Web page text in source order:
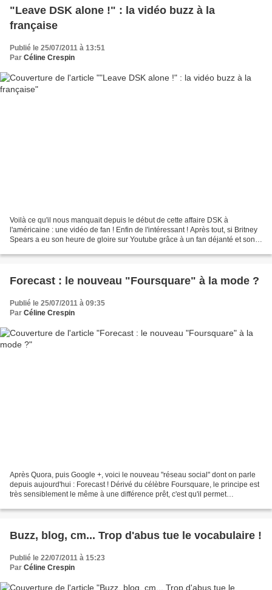
"Leave DSK alone !" : la vidéo buzz à la
française
Publié le 25/07/2011 à 13:51
Par Céline Crespin
Voilà ce qu'il nous manquait depuis le début de cette affaire DSK à
l'américaine : une vidéo de fan ! Enfin de l'intéressant ! Après tout, si Britney
Spears a eu son heure de gloire sur Youtube grâce à un fan déjanté et son
Forecast : le nouveau "Foursquare" à la mode ?
Publié le 25/07/2011 à 09:35
Par Céline Crespin
Après Quora, puis Google +, voici le nouveau "réseau social" dont on parle
depuis aujourd'hui : Forecast ! Dérivé du célèbre Foursquare, le principe est
très sensiblement le même à une différence prêt, c'est qu'il permet
Buzz, blog, cm... Trop d'abus tue le vocabulaire !
Publié le 22/07/2011 à 15:23
Par Céline Crespin